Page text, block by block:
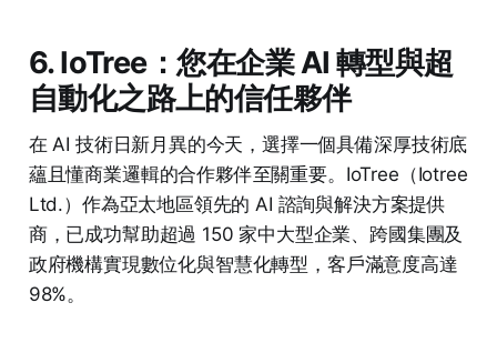
6. IoTree：您在企業 AI 轉型與超
自動化之路上的信任夥伴
在 AI 技術日新月異的今天，選擇一個具備深厚技術底
蘊且懂商業邏輯的合作夥伴至關重要。IoTree（Iotree
Ltd.）作為亞太地區領先的 AI 諮詢與解決方案提供
商，已成功幫助超過 150 家中大型企業、跨國集團及
政府機構實現數位化與智慧化轉型，客戶滿意度高達
98%。